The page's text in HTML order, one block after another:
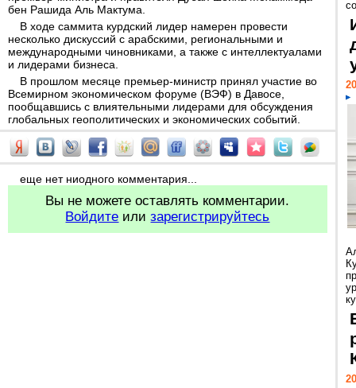
бен Рашида Аль Мактума.
В ходе саммита курдский лидер намерен провести
несколько дискуссий с арабскими, региональными и
международными чиновниками, а также с интеллектуалами
и лидерами бизнеса.
В прошлом месяце премьер-министр принял участие во
Всемирном экономическом форуме (ВЭФ) в Давосе,
пообщавшись с влиятельными лидерами для обсуждения
глобальных геополитических и экономических событий.
еще нет ниодного комментария...
Вы не можете оставлять комментарии.
Войдите илизарегистрируйтесь